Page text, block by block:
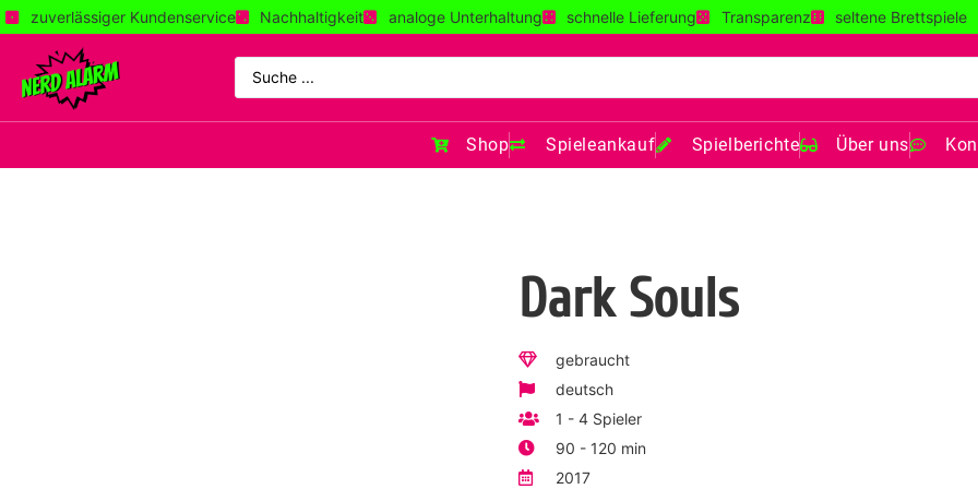
zuverlässiger Kundenservice Nachhaltigkeit analoge Unterhaltung schnelle Lieferung Transparenz seltene Brettspiele
Shop Spieleankauf Spielberichte Über uns
Dark Souls
gebraucht
deutsch
1 - 4 Spieler
90 - 120 min
2017